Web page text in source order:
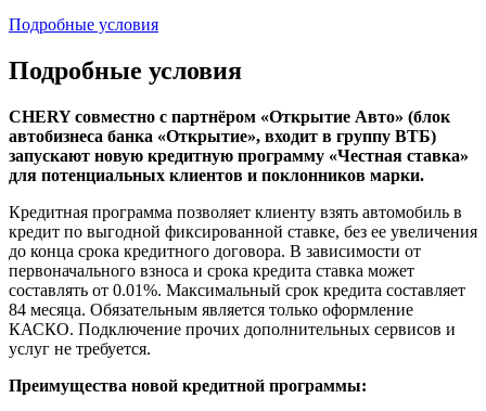
Подробные условия
Подробные условия
CHERY совместно c партнёром «Открытие Авто» (блок
автобизнеса банка «Открытие», входит в группу ВТБ)
запускают новую кредитную программу «Честная ставка»
для потенциальных клиентов и поклонников марки.
Кредитная программа позволяет клиенту взять автомобиль в
кредит по выгодной фиксированной ставке, без ее увеличения
до конца срока кредитного договора. В зависимости от
первоначального взноса и срока кредита ставка может
составлять от 0.01%. Максимальный срок кредита составляет
84 месяца. Обязательным является только оформление
КАСКО. Подключение прочих дополнительных сервисов и
услуг не требуется.
Преимущества новой кредитной программы: